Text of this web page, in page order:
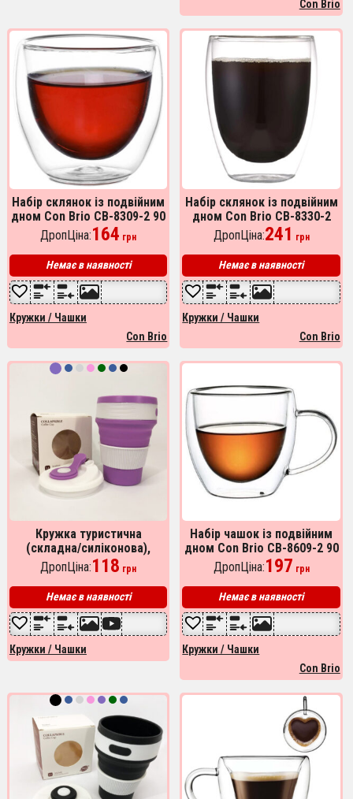
Con Brio
Набір склянок із подвійним
дном Con Brio CB-8309-2 90
мл 2 шт, скляні чашки з
подвійним дном
ДропЦіна:164 грн
Немає в наявності
Кружки / Чашки
Con Brio
Набір склянок із подвійним
дном Con Brio CB-8330-2
300 мл 2 шт, прозорі чашки
з подвійними стінками
ДропЦіна:241 грн
Немає в наявності
Кружки / Чашки
Con Brio
Кружка туристична
(складна/силіконова),
похідна чашка силіконова
складана. Колір:
фіолетовий
ДропЦіна:118 грн
Немає в наявності
Кружки / Чашки
Набір чашок із подвійним
дном Con Brio CB-8609-2 90
мл 2 шт, прозорі склянки з
подвійним дном
ДропЦіна:197 грн
Немає в наявності
Кружки / Чашки
Con Brio